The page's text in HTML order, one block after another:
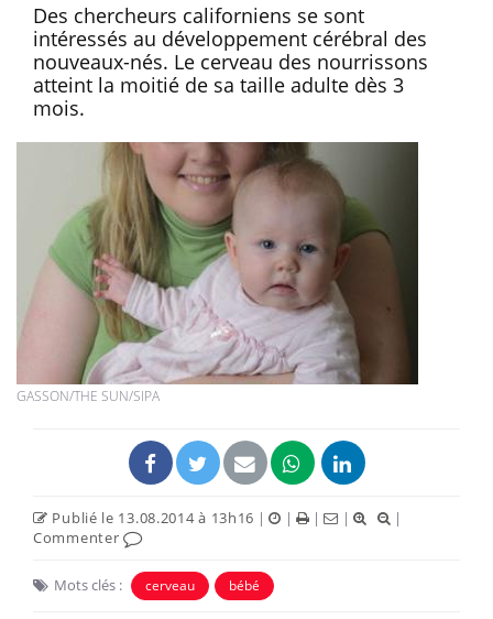
Des chercheurs californiens se sont
intéressés au développement cérébral des
nouveaux-nés. Le cerveau des nourrissons
atteint la moitié de sa taille adulte dès 3
mois.
GASSON/THE SUN/SIPA
Publié le 13.08.2014 à 13h16 | | | |
|
Commenter
Mots clés : cerveau bébé